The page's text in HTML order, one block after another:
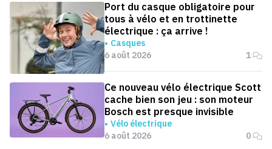
Port du casque obligatoire pour
tous à vélo et en trottinette
électrique : ça arrive !
Casques
6 août 2026
1
Ce nouveau vélo électrique Scott
cache bien son jeu : son moteur
Bosch est presque invisible
Vélo électrique
6 août 2026
0